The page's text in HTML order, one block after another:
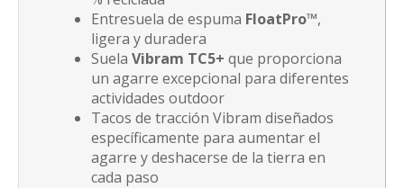
Entresuela de espuma FloatPro™,
ligera y duradera
Suela Vibram TC5+ que proporciona
un agarre excepcional para diferentes
actividades outdoor
Tacos de tracción Vibram diseñados
específicamente para aumentar el
agarre y deshacerse de la tierra en
cada paso